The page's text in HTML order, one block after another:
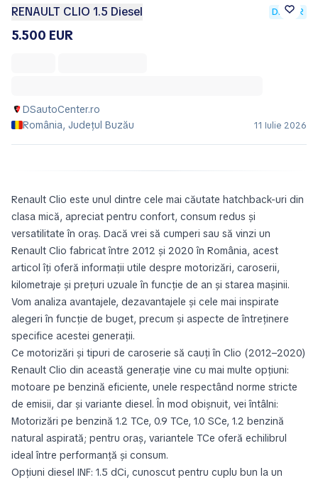
RENAULT CLIO 1.5 Diesel DEALER
5.500 EUR
DSautoCenter.ro
România, Județul Buzău
11 Iulie 2026
Renault Clio este unul dintre cele mai căutate hatchback-uri din
clasa mică, apreciat pentru confort, consum redus și
versatilitate în oraș. Dacă vrei să cumperi sau să vinzi un
Renault Clio fabricat între 2012 și 2020 în România, acest
articol îți oferă informații utile despre motorizări, caroserii,
kilometraje și prețuri uzuale în funcție de an și starea mașinii.
Vom analiza avantajele, dezavantajele și cele mai inspirate
alegeri în funcție de buget, precum și aspecte de întreținere
specifice acestei generații.
Ce motorizări și tipuri de caroserie să cauți în Clio (2012–2020)
Renault Clio din această generație vine cu mai multe opțiuni:
motoare pe benzină eficiente, unele respectând norme stricte
de emisii, dar și variante diesel. În mod obișnuit, vei întâlni:
Motorizări pe benzină 1.2 TCe, 0.9 TCe, 1.0 SCe, 1.2 benzină
natural aspirată; pentru oraș, variantele TCe oferă echilibrul
ideal între performanță și consum.
Opțiuni diesel INF: 1.5 dCi, cunoscut pentru cuplu bun la un